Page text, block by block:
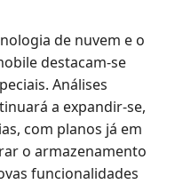
de nuvem e o
destacam-se
Análises
a expandir-se,
com planos já em
o armazenamento
funcionalidades